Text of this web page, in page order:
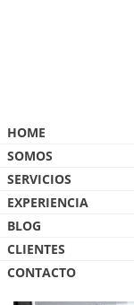
HOME
SOMOS
SERVICIOS
EXPERIENCIA
BLOG
CLIENTES
CONTACTO
IMG_9977B
12 OCTUBRE, 2017